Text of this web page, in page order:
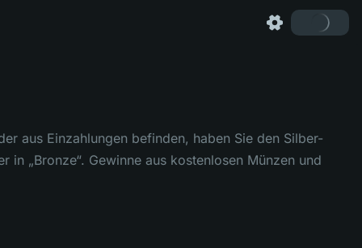
aus Einzahlungen befinden, haben Sie den Silber-
„Bronze“. Gewinne aus kostenlosen Münzen und